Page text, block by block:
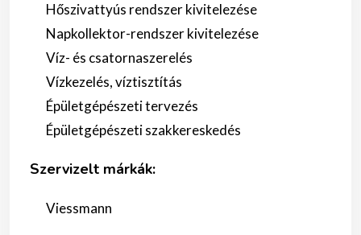
Hőszivattyús rendszer kivitelezése
Napkollektor-rendszer kivitelezése
Víz- és csatornaszerelés
Vízkezelés, víztisztítás
Épületgépészeti tervezés
Épületgépészeti szakkereskedés
Szervizelt márkák:
Viessmann